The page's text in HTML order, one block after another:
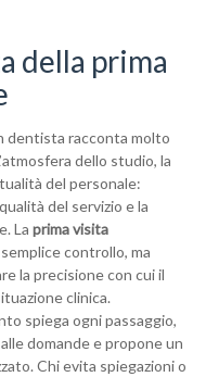
della prima
dentista racconta molto
dello studio, la
del personale:
del servizio e la
La prima visita
controllo, ma
la precisione con cui il
clinica.
spiega ogni passaggio,
domande e propone un
Chi evita spiegazioni o